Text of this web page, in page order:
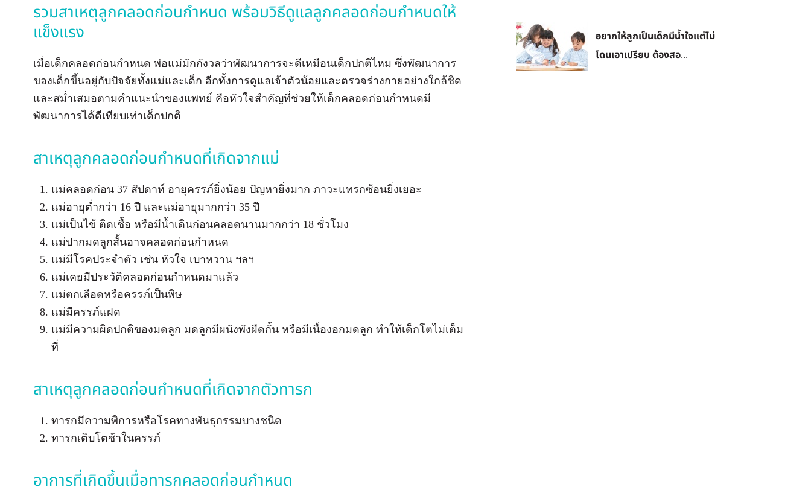
รวมสาเหตุลูกคลอดก่อนกำหนด พร้อมวิธีดูแลลูกคลอดก่อนกำหนดให้
แข็งแรง
เมื่อเด็กคลอดก่อนกำหนด พ่อแม่มักกังวลว่าพัฒนาการจะดีเหมือนเด็กปกติไหม ซึ่งพัฒนาการ
ของเด็กขึ้นอยู่กับปัจจัยทั้งแม่และเด็ก อีกทั้งการดูแลเจ้าตัวน้อยและตรวจร่างกายอย่างใกล้ชิด
และสม่ำเสมอตามคำแนะนำของแพทย์ คือหัวใจสำคัญที่ช่วยให้เด็กคลอดก่อนกำหนดมี
พัฒนาการได้ดีเทียบเท่าเด็กปกติ
สาเหตุลูกคลอดก่อนกำหนดที่เกิดจากแม่
แม่คลอดก่อน 37 สัปดาห์ อายุครรภ์ยิ่งน้อย ปัญหายิ่งมาก ภาวะแทรกซ้อนยิ่งเยอะ
แม่อายุต่ำกว่า 16 ปี และแม่อายุมากกว่า 35 ปี
แม่เป็นไข้ ติดเชื้อ หรือมีน้ำเดินก่อนคลอดนานมากกว่า 18 ชั่วโมง
แม่ปากมดลูกสั้นอาจคลอดก่อนกำหนด
แม่มีโรคประจำตัว เช่น หัวใจ เบาหวาน ฯลฯ
แม่เคยมีประวัติคลอดก่อนกำหนดมาแล้ว
แม่ตกเลือดหรือครรภ์เป็นพิษ
แม่มีครรภ์แฝด
แม่มีความผิดปกติของมดลูก มดลูกมีผนังพังผืดกั้น หรือมีเนื้องอกมดลูก ทำให้เด็กโตไม่เต็ม
ที่
สาเหตุลูกคลอดก่อนกำหนดที่เกิดจากตัวทารก
ทารกมีความพิการหรือโรคทางพันธุกรรมบางชนิด
ทารกเติบโตช้าในครรภ์
อาการที่เกิดขึ้นเมื่อทารกคลอดก่อนกำหนด
อยากให้ลูกเป็นเด็กมีน้ำใจแต่ไม่
โดนเอาเปรียบ ต้องสอ...